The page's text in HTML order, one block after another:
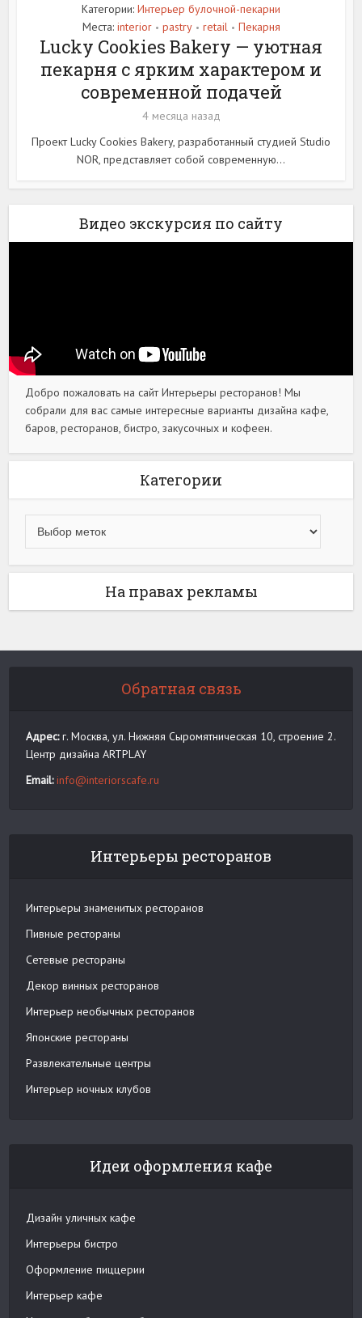
Категории: Интерьер булочной-пекарни
Места: interior • pastry • retail • Пекарня
Lucky Cookies Bakery — уютная
пекарня с ярким характером и
современной подачей
4 месяца назад
Проект Lucky Cookies Bakery, разработанный студией Studio
NOR, представляет собой современную...
Видео экскурсия по сайту
Добро пожаловать на сайт Интерьеры ресторанов! Мы
собрали для вас самые интересные варианты дизайна кафе,
баров, ресторанов, бистро, закусочных и кофеен.
Категории
На правах рекламы
Обратная связь
Адрес:г. Москва, ул. Нижняя Сыромятническая 10, строение 2.
Центр дизайна ARTPLAY
Email: info@interiorscafe.ru
Интерьеры ресторанов
Интерьеры знаменитых ресторанов
Пивные рестораны
Сетевые рестораны
Декор винных ресторанов
Интерьер необычных ресторанов
Японские рестораны
Развлекательные центры
Интерьер ночных клубов
Идеи оформления кафе
Дизайн уличных кафе
Интерьеры бистро
Оформление пиццерии
Интерьер кафе